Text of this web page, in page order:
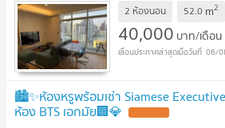
2 ห้องนอน 52.0 m2
40,000 บาท/เดือน
06/
🏙️✨ห้องหรูพร้อมเช่า Siamese
ห้อง BTS เอกมัย🏢💎